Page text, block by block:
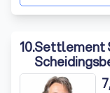
10.Settlement